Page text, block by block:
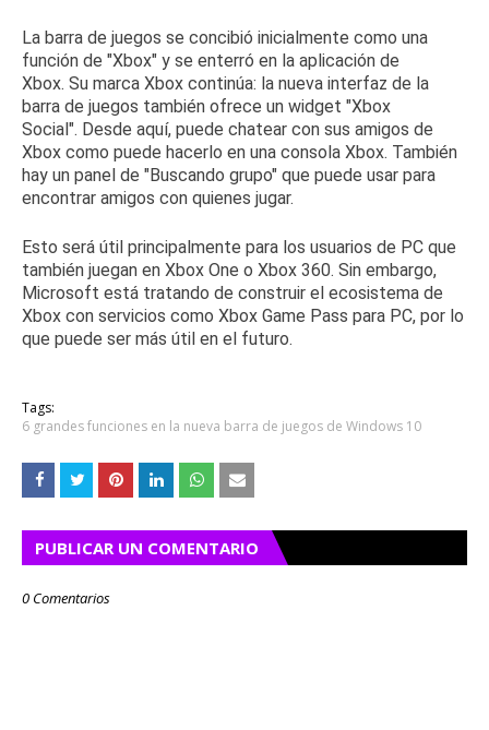
La barra de juegos se concibió inicialmente como una
función de "Xbox" y se enterró en la aplicación de
Xbox. Su marca Xbox continúa: la nueva interfaz de la
barra de juegos también ofrece un widget "Xbox
Social". Desde aquí, puede chatear con sus amigos de
Xbox como puede hacerlo en una consola Xbox. También
hay un panel de "Buscando grupo" que puede usar para
encontrar amigos con quienes jugar.
Esto será útil principalmente para los usuarios de PC que
también juegan en Xbox One o Xbox 360. Sin embargo,
Microsoft está tratando de construir el ecosistema de
Xbox con servicios como Xbox Game Pass para PC, por lo
que puede ser más útil en el futuro.
Tags:
6 grandes funciones en la nueva barra de juegos de Windows 10
PUBLICAR UN COMENTARIO
0 Comentarios